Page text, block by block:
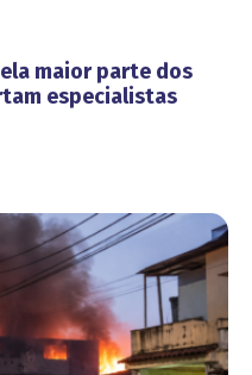
maior parte dos
especialistas